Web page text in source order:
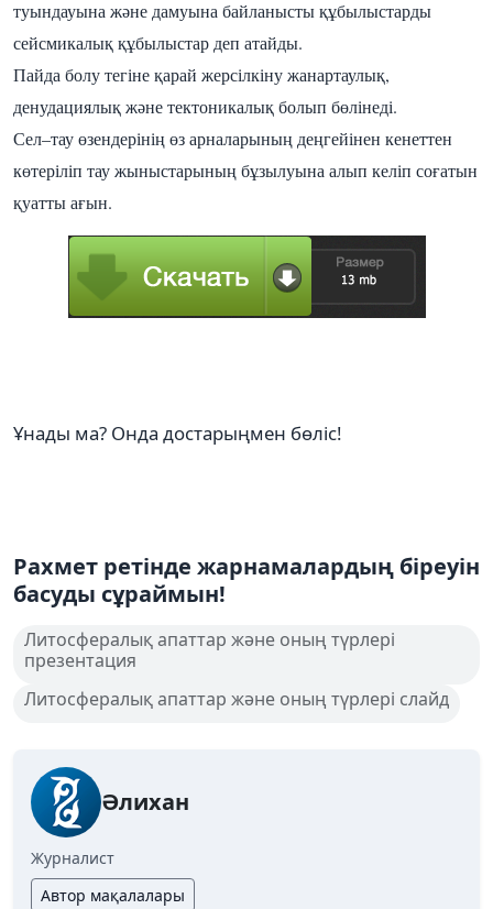
туындауына және дамуына байланысты құбылыстарды
сейсмикалық құбылыстар деп атайды.
Пайда болу тегіне қарай жерсілкіну жанартаулық,
денудациялық және тектоникалық болып бөлінеді.
Сел–тау өзендерінің өз арналарының деңгейінен кенеттен
көтеріліп тау жыныстарының бұзылуына алып келіп соғатын
қуатты ағын.
Ұнады ма? Онда достарыңмен бөліс!
Рахмет ретінде жарнамалардың біреуін
басуды сұраймын!
Литосфералық апаттар және оның түрлері
презентация
Литосфералық апаттар және оның түрлері слайд
Әлихан
Журналист
Автор мақалалары